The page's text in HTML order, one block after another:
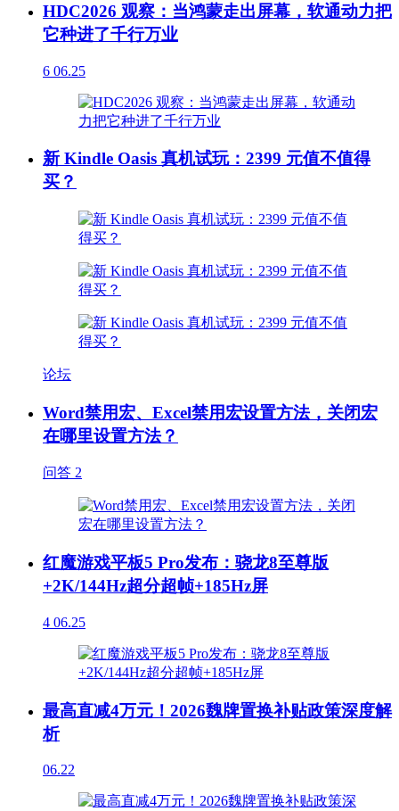
HDC2026 观察：当鸿蒙走出屏幕，软通动力把
它种进了千行万业
6 06.25
新 Kindle Oasis 真机试玩：2399 元值不值得
买？
论坛
Word禁用宏、Excel禁用宏设置方法，关闭宏
在哪里设置方法？
问答 2
红魔游戏平板5 Pro发布：骁龙8至尊版
+2K/144Hz超分超帧+185Hz屏
4 06.25
最高直减4万元！2026魏牌置换补贴政策深度解
析
06.22